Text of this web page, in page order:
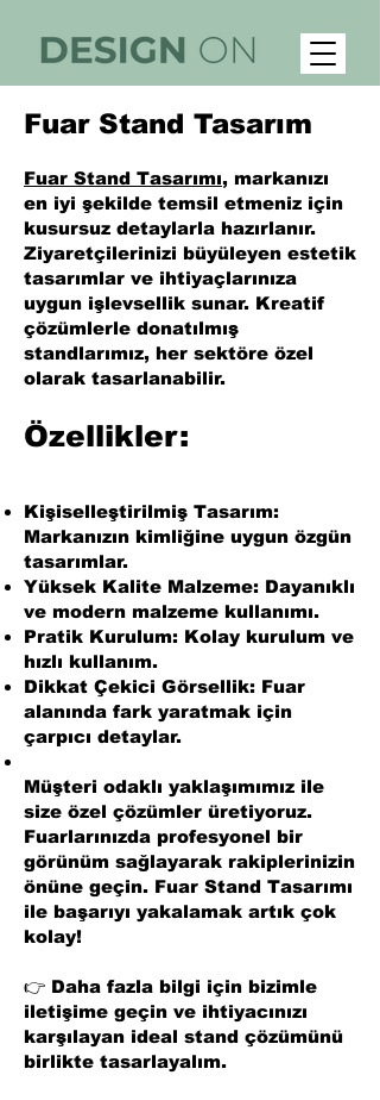
Fuar Stand Tasarım
Fuar Stand Tasarımı, markanızı
en iyi şekilde temsil etmeniz için
kusursuz detaylarla hazırlanır.
Ziyaretçilerinizi büyüleyen estetik
tasarımlar ve ihtiyaçlarınıza
uygun işlevsellik sunar. Kreatif
çözümlerle donatılmış
standlarımız, her sektöre özel
olarak tasarlanabilir.
Özellikler:
Kişiselleştirilmiş Tasarım:
Markanızın kimliğine uygun özgün
tasarımlar.
Yüksek Kalite Malzeme: Dayanıklı
ve modern malzeme kullanımı.
Pratik Kurulum: Kolay kurulum ve
hızlı kullanım.
Dikkat Çekici Görsellik: Fuar
alanında fark yaratmak için
çarpıcı detaylar.
Müşteri odaklı yaklaşımımız ile
size özel çözümler üretiyoruz.
Fuarlarınızda profesyonel bir
görünüm sağlayarak rakiplerinizin
önüne geçin. Fuar Stand Tasarımı
ile başarıyı yakalamak artık çok
kolay!
👉 Daha fazla bilgi için bizimle
iletişime geçin ve ihtiyacınızı
karşılayan ideal stand çözümünü
birlikte tasarlayalım.